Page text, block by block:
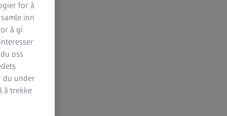
for å
inn
å gi
oss
du under
å trekke